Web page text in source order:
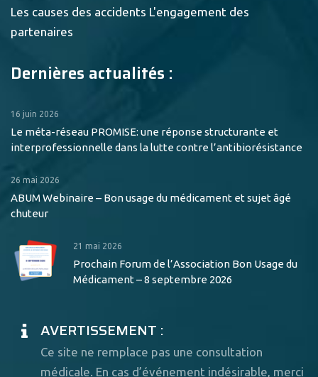
Les causes des accidents L'engagement des
partenaires
Dernières actualités :
16 juin 2026
Le méta-réseau PROMISE: une réponse structurante et
interprofessionnelle dans la lutte contre l’antibiorésistance
26 mai 2026
ABUM Webinaire – Bon usage du médicament et sujet âgé
chuteur
21 mai 2026
Prochain Forum de l’Association Bon Usage du
Médicament – 8 septembre 2026
AVERTISSEMENT :
Ce site ne remplace pas une consultation
médicale. En cas d’événement indésirable, merci